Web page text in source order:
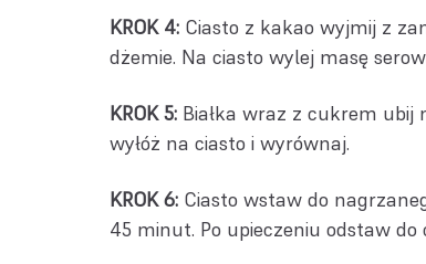
KROK 4: Ciasto z kakao wyjmij z
dżemie. Na ciasto wylej masę
KROK 5: Białka wraz z cukrem ubij
wyłóż na ciasto i wyrównaj.
KROK 6: Ciasto wstaw do
45 minut. Po upieczeniu odstaw do